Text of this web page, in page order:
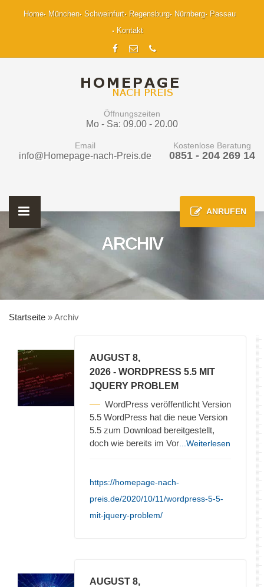
Home München Schweinfurt Regensburg Nürnberg
Passau
Kontakt
Öffnungszeiten
Mo - Sa: 09.00 - 20.00
Email
info@Homepage-nach-Preis.de
Kostenlose Beratung
0851 - 204 269 14
ANRUFEN
ARCHIV
Startseite »Archiv
AUGUST 8,
2026 - WORDPRESS 5.5 MIT
JQUERY PROBLEM
WordPress veröffentlicht Version
5.5 WordPress hat die neue Version
5.5 zum Download bereitgestellt,
doch wie bereits im Vor ...Weiterlesen
https://homepage-nach-
preis.de/2020/10/11/wordpress-5-5-
mit-jquery-problem/
AUGUST 8,